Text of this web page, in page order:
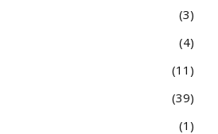
3
4
11
39
1